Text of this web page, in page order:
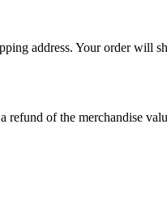
address. Your order will
of the merchandise